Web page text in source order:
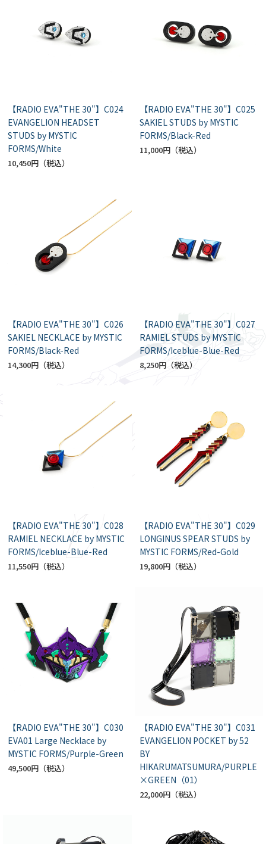
【RADIO EVA"THE 30"】C024
EVANGELION HEADSET
STUDS by MYSTIC
FORMS/White
10,450円
【RADIO EVA"THE 30"】C025
SAKIEL STUDS by MYSTIC
FORMS/Black-Red
11,000円
【RADIO EVA"THE 30"】C026
SAKIEL NECKLACE by MYSTIC
FORMS/Black-Red
14,300円
【RADIO EVA"THE 30"】C027
RAMIEL STUDS by MYSTIC
FORMS/Iceblue-Blue-Red
8,250円
【RADIO EVA"THE 30"】C028
RAMIEL NECKLACE by MYSTIC
FORMS/Iceblue-Blue-Red
11,550円
【RADIO EVA"THE 30"】C029
LONGINUS SPEAR STUDS by
MYSTIC FORMS/Red-Gold
19,800円
【RADIO EVA"THE 30"】C030
EVA01 Large Necklace by
MYSTIC FORMS/Purple-Green
49,500円
【RADIO EVA"THE 30"】C031
EVANGELION POCKET by 52
BY
HIKARUMATSUMURA/PURPLE
×GREEN（01）
22,000円